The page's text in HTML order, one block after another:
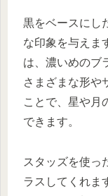
黒をベースにし
な印象を与えま
は、濃いめのブ
さまざまな形や
ことで、星や月
できます。
スタッズを使っ
ラスしてくれま